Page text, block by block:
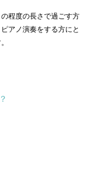
程度の長さで過ごす方
アノ演奏をする方にと